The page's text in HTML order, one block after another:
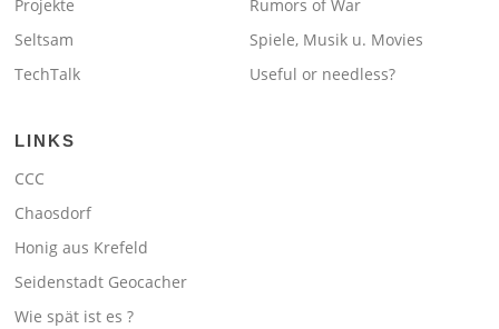
Projekte
Rumors of War
Seltsam
Spiele, Musik u. Movies
TechTalk
Useful or needless?
LINKS
CCC
Chaosdorf
Honig aus Krefeld
Seidenstadt Geocacher
Wie spät ist es ?